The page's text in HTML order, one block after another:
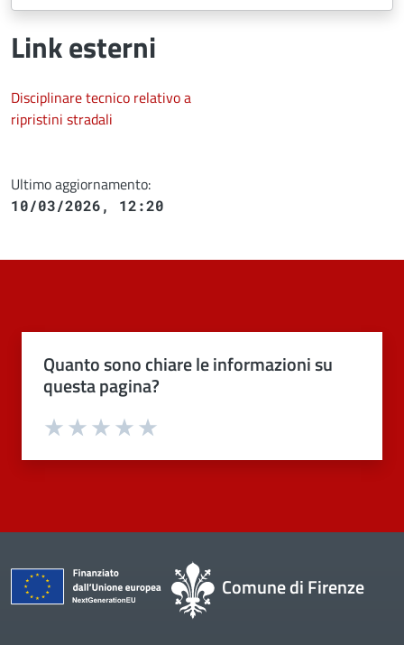
Link esterni
Disciplinare tecnico relativo a
ripristini stradali
Ultimo aggiornamento:
10/03/2026, 12:20
Quanto sono chiare le informazioni su
questa pagina?
Valuta 4 stelle su 5
Valuta 3 stelle su 5
Valuta 2 stelle su 5
Valuta 1 stelle su 5
Comune di Firenze